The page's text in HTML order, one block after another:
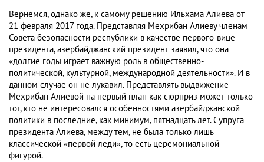
Вернемся, однако же, к самому решению Ильхама Алиева от
21 февраля 2017 года. Представляя Мехрибан Алиеву членам
Совета безопасности республики в качестве первого-вице-
президента, азербайджанский президент заявил, что она
«долгие годы играет важную роль в общественно-
политической, культурной, международной деятельности». И в
данном случае он не лукавил. Представлять выдвижение
Мехрибан Алиевой на первый план как сюрприз может только
тот, кто не интересовался особенностями азербайджанской
политики в последние, как минимум, пятнадцать лет. Супруга
президента Алиева, между тем, не была только лишь
классической «первой леди», то есть церемониальной
фигурой.